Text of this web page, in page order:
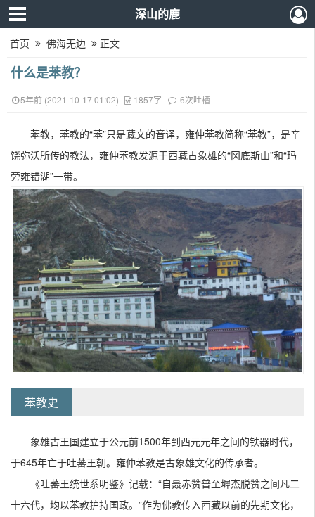
深山的鹿
首页 佛海无边 正文
什么是苯教？
5年前 (2021-10-17 01:02) 1857字 6次吐槽
苯教，苯教的“苯”只是藏文的音译，雍仲苯教简称“苯教”，是辛
饶弥沃所传的教法，雍仲苯教发源于西藏古象雄的“冈底斯山”和“玛
旁雍错湖”一带。
苯教史
象雄古王国建立于公元前1500年到西元元年之间的铁器时代，
于645年亡于吐蕃王朝。雍仲苯教是古象雄文化的传承者。
《吐蕃王统世系明鉴》记载：“自聂赤赞普至墀杰脱赞之间凡二
十六代，均以苯教护持国政。”作为佛教传入西藏以前的先期文化，